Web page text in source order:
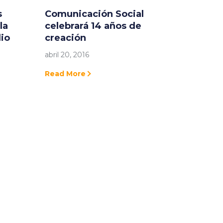
Comunicación Social
celebrará 14 años de
creación
abril 20, 2016
Read More